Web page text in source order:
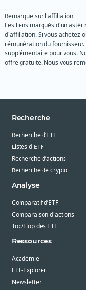
Remarque sur l'affiliation
Les liens marqués d'un
d'affiliation. Si vous achetez
rémunération du
supplémentaire pour vous.
offre gratuite. Nous vous
Recherche
Recherche d’ETF
Listes d'ETF
Recherche d’actions
Recherche de crypto
Analyse
Comparatif d’ETF
Comparaison d'actions
Top/Flop des ETF
Ressources
Académie
ETF-Explorer
Newsletter